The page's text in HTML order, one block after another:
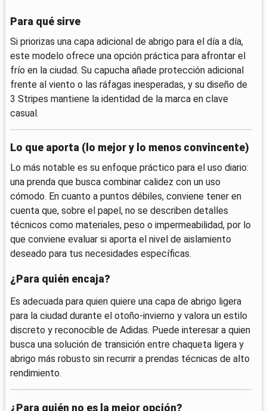
Para qué sirve
Si priorizas una capa adicional de abrigo para el día a día,
este modelo ofrece una opción práctica para afrontar el
frío en la ciudad. Su capucha añade protección adicional
frente al viento o las ráfagas inesperadas, y su diseño de
3 Stripes mantiene la identidad de la marca en clave
casual.
Lo que aporta (lo mejor y lo menos convincente)
Lo más notable es su enfoque práctico para el uso diario:
una prenda que busca combinar calidez con un uso
cómodo. En cuanto a puntos débiles, conviene tener en
cuenta que, sobre el papel, no se describen detalles
técnicos como materiales, peso o impermeabilidad, por lo
que conviene evaluar si aporta el nivel de aislamiento
deseado para tus necesidades específicas.
¿Para quién encaja?
Es adecuada para quien quiere una capa de abrigo ligera
para la ciudad durante el otoño-invierno y valora un estilo
discreto y reconocible de Adidas. Puede interesar a quien
busca una solución de transición entre chaqueta ligera y
abrigo más robusto sin recurrir a prendas técnicas de alto
rendimiento.
¿Para quién no es la mejor opción?